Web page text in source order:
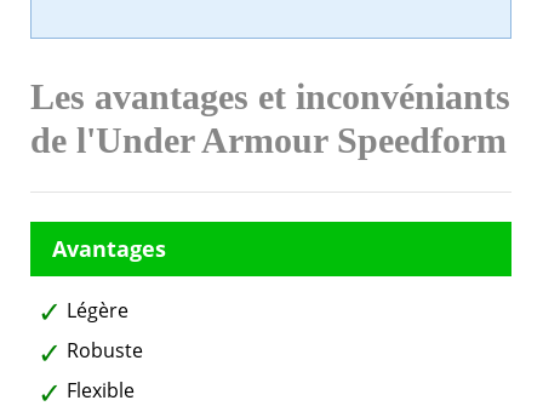
Les avantages et inconvéniants
de l'Under Armour Speedform
Légère
Robuste
Flexible